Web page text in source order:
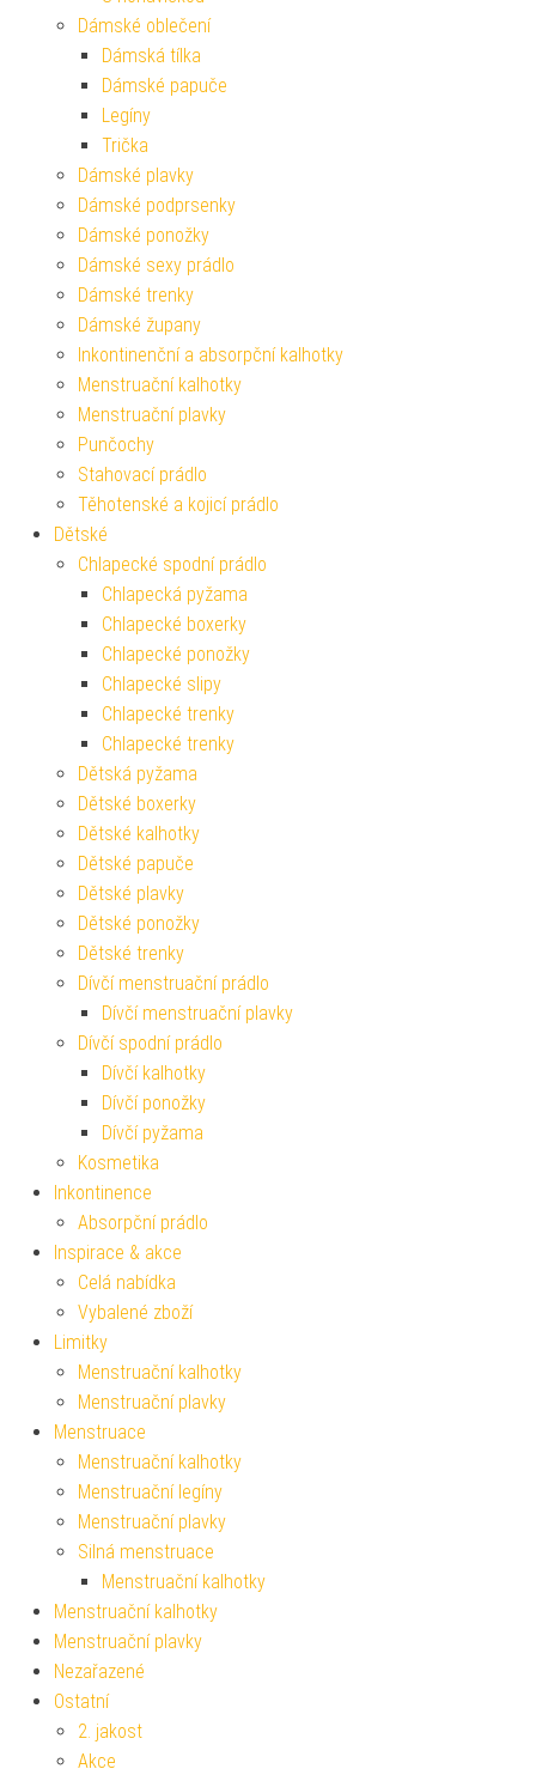
Dámské oblečení
Dámská tílka
Dámské papuče
Legíny
Trička
Dámské plavky
Dámské podprsenky
Dámské ponožky
Dámské sexy prádlo
Dámské trenky
Dámské župany
Inkontinenční a absorpční kalhotky
Menstruační kalhotky
Menstruační plavky
Punčochy
Stahovací prádlo
Těhotenské a kojicí prádlo
Dětské
Chlapecké spodní prádlo
Chlapecká pyžama
Chlapecké boxerky
Chlapecké ponožky
Chlapecké slipy
Chlapecké trenky
Chlapecké trenky
Dětská pyžama
Dětské boxerky
Dětské kalhotky
Dětské papuče
Dětské plavky
Dětské ponožky
Dětské trenky
Dívčí menstruační prádlo
Dívčí menstruační plavky
Dívčí spodní prádlo
Dívčí kalhotky
Dívčí ponožky
Dívčí pyžama
Kosmetika
Inkontinence
Absorpční prádlo
Inspirace & akce
Celá nabídka
Vybalené zboží
Limitky
Menstruační kalhotky
Menstruační plavky
Menstruace
Menstruační kalhotky
Menstruační legíny
Menstruační plavky
Silná menstruace
Menstruační kalhotky
Menstruační kalhotky
Menstruační plavky
Nezařazené
Ostatní
2. jakost
Akce